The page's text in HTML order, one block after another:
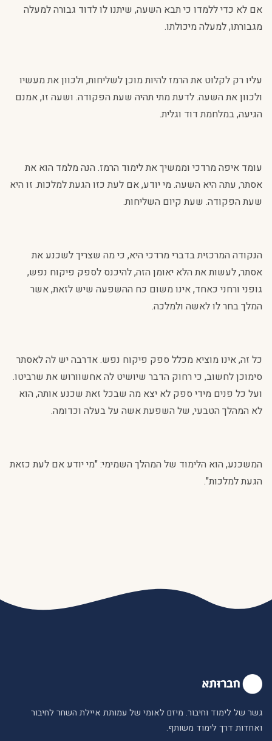
אם לא כדי ללמדו כי תבא השעה, שיתנו לו לדוד גבורה למעלה
מגבורתו, למעלה מיכולתו.
עליו רק לקלוט את הרמז להיות מוכן לשליחות, ולכוון את מעשיו
ולכוון את השעה. לדעת מתי תהיה שעת הפקודה. ושעה זו, אמנם
הגיעה, במלחמת דוד וגלית.
עומד איפה מרדכי וממשיך את לימוד הרמז. הנה מלמד הוא את
אסתר, עתה היא השעה. מי יודע, אם לעת כזו הגעת למלכות. זו היא
שעת הפקודה. שעת קיום השליחות.
הנקודה המרכזית בדברי מרדכי היא, כי מה שצריך לשכנע את
אסתר, לעשות את הלא יאומן הזה, להיכנס לספק פיקוח נפש,
גופני ורחני כאחד, אינו משום כח ההשפעה שיש לזאת, אשר
המלך בחר לו לאשה ולמלכה.
כל זה, אינו מוציא מכלל ספק פיקוח נפש. אדרבה יש לה לאסתר
סימוכן לחשוב, כי רחוק הדבר שיושיט לה אחשוורוש את שרביטו.
ועל כל פנים מידי ספק לא יצא מה שבכל זאת שכנע אותה, הוא
לא המהלך הטבעי, של השפעת אשה על בעלה וכדומה.
המשכנע, הוא הלימוד של המהלך השמימי: "מי יודע אם לעת כזאת
הגעת למלכות".
גשר של לימוד וחיבור. מיזם לאומי של עמותת איילת השחר לחיבור
ואחדות דרך לימוד משותף.